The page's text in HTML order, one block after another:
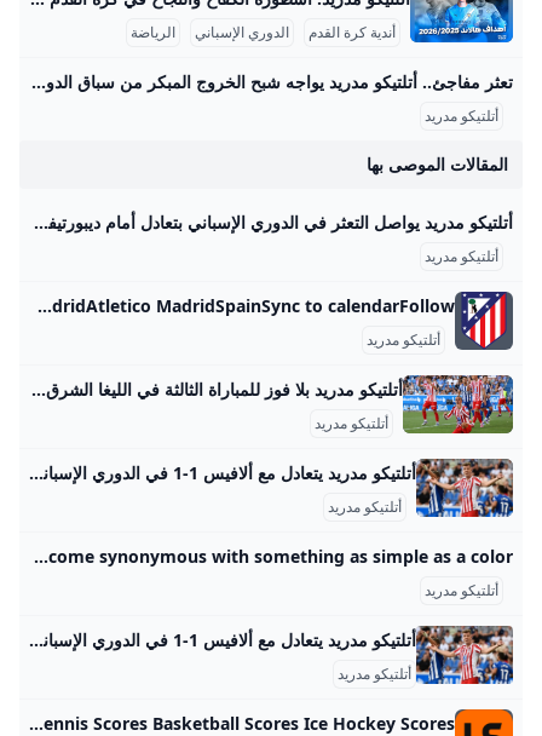
أندية كرة القدم الدوري الإسباني الرياضة
تعثر مفاجئ.. أتلتيكو مدريد يواجه شبح الخروج المبكر من سباق الدوري الإسباني – جريدة مانشيت يعيش أتلتيكو مدريد بداية هي الأسوأ له في الدوري الإسباني منذ سنوات، بعدما جمع نقطتين فقط من أصل تسع ممكنة، ليجد الفريق نفسه في موقف حرج ويواجه ضغوطًا متزايدة اقرأ أيضًا:تحذير ناري.. المقاولون العرب يكشف عن أزمة تهدد استكمال الدوري هذا الموسم أسباب تراجع أداء أتلتيكو مدريد المتشابكة بحسب تقرير نشرته صحيفة “آس” الإسبانية، يعاني الفريق الإسباني من عدة أزمات متشابكة أدت إلى هذا التراجع الملحوظ. هذه المشاكل لا تقتصر على جانب واحد، بل تشمل جوانب فنية وتكتيكية ومعنوية، مما أثر بشكل كبير على هوية الفريق داخل الملعب.
أتلتيكو مدريد
المقالات الموصى بها
أتلتيكو مدريد يواصل التعثر في الدوري الإسباني بتعادل أمام ديبورتيفو ألافيس انتهت قبل قليل مباراة أتلتيكو مدريد وديبورتيفو ألافيس، في اللقاء الذي جمع بينهما ضمن منافسات مسابقة الدوري الإسباني لا ليجا . رياضة أتلتيكو مدريد يواصل التعثر في الدوري الإسباني بتعادل أمام دي محمد مصطفى السبت 30/أغسطس/2025 - 08:13 م أضف للمفضلة شارك شارك x facebooktwitterrss feed انتهت قبل قليل مباراة أتلتيكو مدريد وديبورتيفو ألافيس، في اللقاء الذي جمع بينهما ضمن منافسات مسابقة الدوري الإسباني2025 - 2026 لا ليجا. قائمة ريال مدريد ضد ريال مايوركا في الدوري الإسباني بمشاركة هيثم حسن.
أتلتيكو مدريد
Atletico Madrid - fixtures team info and top players Atletico Madrid - results, fixtures, latest news and standings Atletico MadridAtletico MadridSpainSync to calendarFollow‌
أتلتيكو مدريد
أتلتيكو مدريد بلا فوز للمباراة الثالثة في الليغا الشرق رياضة واصل أتلتيكو مدريد إهدار النقاط في بداية سيئة لموسم الدوري الإسباني عقب تعادل مع مضيفه ألافيس 1-1 اليوم السبت. | الشرق رياضة دقائق القراءة - 2شاركتابع آخر الأخبار على واتسابنُشر:30 أغسطس 2025 17:48آخر تحديث:30 أغسطس 2025 17:48 سيميوني تحت صفيح ساخن.. أتلتيكو مدريد بلا فوز للمباراة الثالثة في الليغا التالي:المغربي عز الدين أوناحي ينتقل من مارسيليا إلى الدوري الإسباني 12345
أتلتيكو مدريد
أتلتيكو مدريد يتعادل مع ألافيس 1-1 في الدوري الإسباني الهيئة الوطنية للإعلام واصل أتلتيكو مدريد مسلسل إهدار النقاط في بطولة الدوري الإسباني لكرة القدم، وذلك بعد تعادله مع مضيفه ديبورتيفو ألافيس 1-1، اليوم السبت، ضمن منافسات الجولة الثالثة من المسابقة.
أتلتيكو مدريد
Atlético Madrid Scores Stats and Highlights - ESPN Visit ESPN for Atlético Madrid live scores, video highlights, and latest news. Find standings and the full 2025-26 season schedule. Follow 0-2-1 17th in Spanish LALIGA Carlos Vicente’s penalty ensured Atlético Madrid wait for a first win of the new LaLiga season goes on after they were held to a 1-1 draw at Alavés.- 1d PA 1d SOCCER 2d Dale Johnson SOCCER 3d ESPN 3d Dale Johnson SOCCER How did soccer’s most storied clubs become synonymous with something as simple as a color?
أتلتيكو مدريد
أتلتيكو مدريد يتعادل مع ألافيس 1-1 في الدوري الإسباني الهيئة الوطنية للإعلام واصل أتلتيكو مدريد مسلسل إهدار النقاط في بطولة الدوري الإسباني لكرة القدم، وذلك بعد تعادله مع مضيفه ديبورتيفو ألافيس 1-1، اليوم السبت، ضمن منافسات الجولة الثالثة من المسابقة.
أتلتيكو مدريد
Atletico Madrid Scores & Latest Results Today LiveScore Atletico Madrid scores with the latest results, fixtures and tables. View up-to-date results live as they happen. The latest Atletico Madrid scores, live today The latest Atletico Madrid scores and results for this season. Up-to-date scores live from today and previous results from throughout the season. - Premier League Scores Premier League Standings La Liga Scores Bundesliga Scores Championship Scores Serie A Scores Cricket Scores Tennis Scores Basketball Scores Ice Hockey Scores